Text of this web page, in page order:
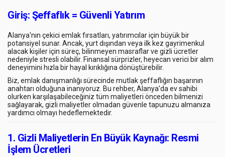
Giriş: Şeffaflık = Güvenli Yatırım
Alanya'nın çekici emlak fırsatları, yatırımcılar için büyük bir
potansiyel sunar. Ancak, yurt dışından veya ilk kez gayrimenkul
alacak kişiler için süreç, bilinmeyen masraflarve gizli ücretler
nedeniyle stresli olabilir. Finansal sürprizler, heyecan verici bir alım
deneyimini hızla bir hayal kırıklığına dönüştürebilir.
Biz, emlak danışmanlığı sürecinde mutlak şeffaflığın başarının
anahtarı olduğuna inanıyoruz. Bu rehber, Alanya'da ev sahibi
olurken karşılaşabileceğiniz tüm maliyetleri önceden bilmenizi
sağlayarak, gizli maliyetler olmadan güvenle tapunuzu almanıza
yardımcı olmayı hedeflemektedir.
1. Gizli Maliyetlerin En Büyük Kaynağı: Resmi
İşlem Ücretleri